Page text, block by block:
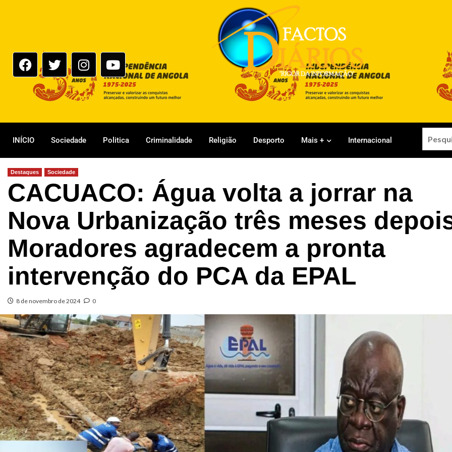
INÍCIO Sociedade Politica Criminalidade Religião Desporto Mais + Internacional
Destaques Sociedade
CACUACO: Água volta a jorrar na
Nova Urbanização três meses
Moradores agradecem a pronta
intervenção do PCA da EPAL
8 de novembro de 2024 0